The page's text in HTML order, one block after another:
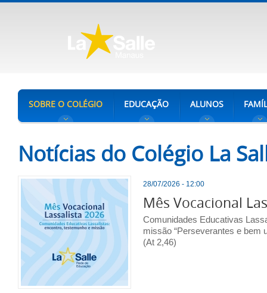
SOBRE O COLÉGIO EDUCAÇÃO ALUNOS
Notícias do Colégio La
28/07/2026 - 12:00
Mês Vocacional
Comunidades Educativas
missão “Perseverantes e bem
(At 2,46)